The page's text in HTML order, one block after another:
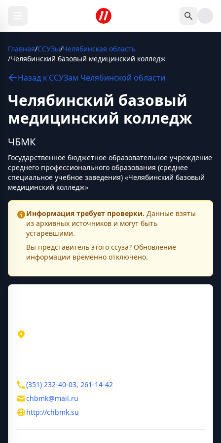
Главная/ССУЗы/Челябинская область
/Челябинский базовый медицинский колледж
Назад к ССУЗам Челябинской области
Челябинский базовый
медицинский колледж
ЧБМК
Государственное бюджетное образовательное учреждение
среднего профессионального образования (среднее
специальное учебное заведения) «Челябинский базовый
медицинский колледж»
Информация требует проверки. Данные взяты
из архивных источников и могут быть
устаревшими.
Вы представитель этого ссуза? Обновление
информации временно отключено.
(351) 232-40-03, 261-14-42
chbmk@mail.ru
http://chbmk.su